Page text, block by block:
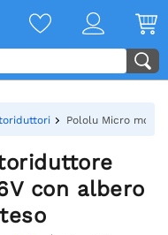
Pololu Micro
con albero